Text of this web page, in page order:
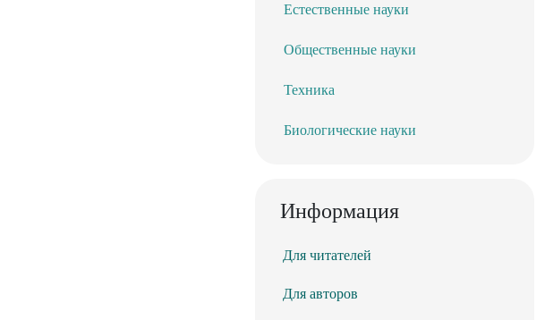
Естественные науки
Общественные науки
Техника
Биологические науки
Информация
Для читателей
Для авторов